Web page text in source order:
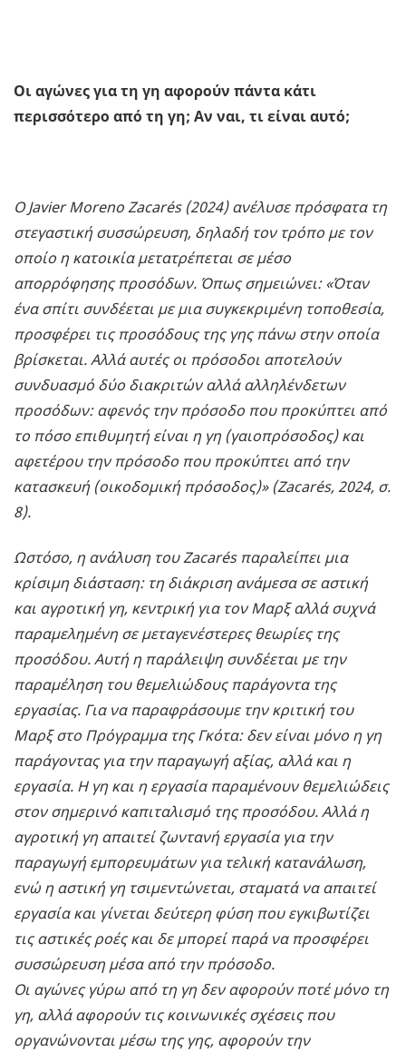
Οι αγώνες για τη γη αφορούν πάντα κάτι
περισσότερο από τη γη; Αν ναι, τι είναι αυτό;
Ο Javier Moreno Zacarés (2024) ανέλυσε πρόσφατα τη
στεγαστική συσσώρευση, δηλαδή τον τρόπο με τον
οποίο η κατοικία μετατρέπεται σε μέσο
απορρόφησης προσόδων. Όπως σημειώνει: «Όταν
ένα σπίτι συνδέεται με μια συγκεκριμένη τοποθεσία,
προσφέρει τις προσόδους της γης πάνω στην οποία
βρίσκεται. Αλλά αυτές οι πρόσοδοι αποτελούν
συνδυασμό δύο διακριτών αλλά αλληλένδετων
προσόδων: αφενός την πρόσοδο που προκύπτει από
το πόσο επιθυμητή είναι η γη (γαιοπρόσοδος) και
αφετέρου την πρόσοδο που προκύπτει από την
κατασκευή (οικοδομική πρόσοδος)» (Zacarés, 2024, σ.
8).
Ωστόσο, η ανάλυση του Zacarés παραλείπει μια
κρίσιμη διάσταση: τη διάκριση ανάμεσα σε αστική
και αγροτική γη, κεντρική για τον Μαρξ αλλά συχνά
παραμελημένη σε μεταγενέστερες θεωρίες της
προσόδου. Αυτή η παράλειψη συνδέεται με την
παραμέληση του θεμελιώδους παράγοντα της
εργασίας. Για να παραφράσουμε την κριτική του
Μαρξ στο Πρόγραμμα της Γκότα: δεν είναι μόνο η γη
παράγοντας για την παραγωγή αξίας, αλλά και η
εργασία. Η γη και η εργασία παραμένουν θεμελιώδεις
στον σημερινό καπιταλισμό της προσόδου. Αλλά η
αγροτική γη απαιτεί ζωντανή εργασία για την
παραγωγή εμπορευμάτων για τελική κατανάλωση,
ενώ η αστική γη τσιμεντώνεται, σταματά να απαιτεί
εργασία και γίνεται δεύτερη φύση που εγκιβωτίζει
τις αστικές ροές και δε μπορεί παρά να προσφέρει
συσσώρευση μέσα από την πρόσοδο.
Οι αγώνες γύρω από τη γη δεν αφορούν ποτέ μόνο τη
γη, αλλά αφορούν τις κοινωνικές σχέσεις που
οργανώνονται μέσω της γης, αφορούν την